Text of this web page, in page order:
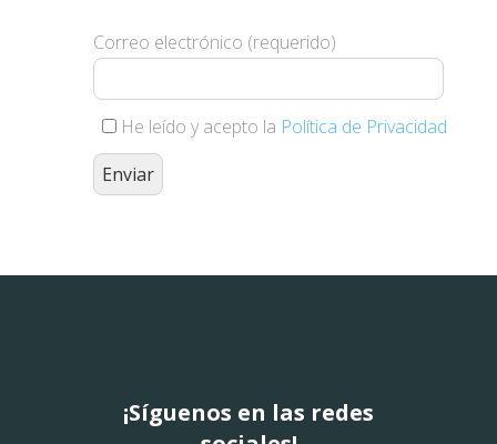
Correo electrónico (requerido)
He leído y acepto la Política de Privacidad
¡Síguenos en las redes